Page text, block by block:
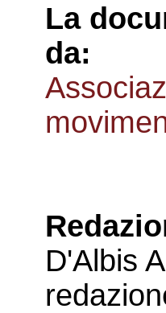
La
da:
D'Albis